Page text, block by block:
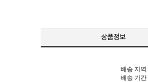
배송 지역
배송 기간